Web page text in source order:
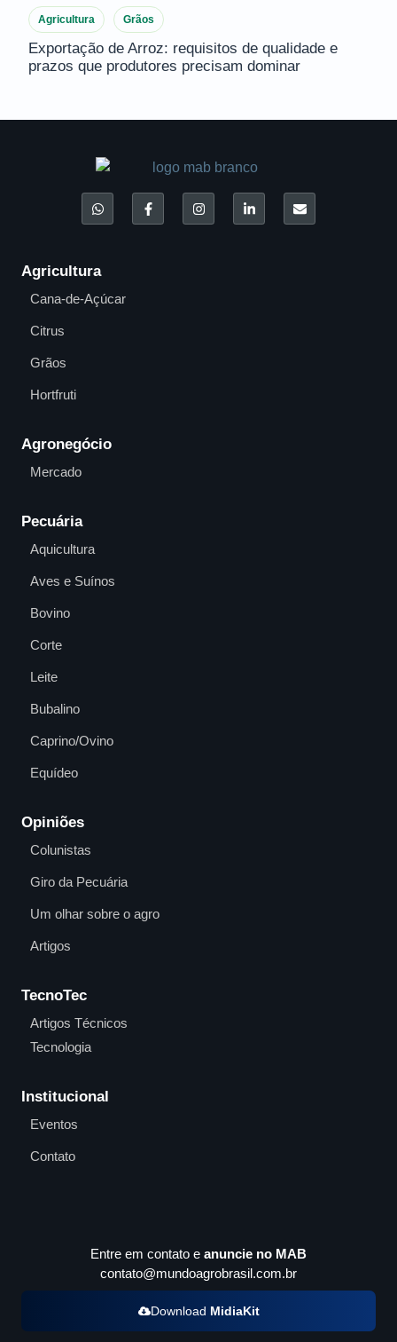
Agricultura Grãos
Exportação de Arroz: requisitos de qualidade e
prazos que produtores precisam dominar
Agricultura
Cana-de-Açúcar
Citrus
Grãos
Hortfruti
Agronegócio
Mercado
Pecuária
Aquicultura
Aves e Suínos
Bovino
Corte
Leite
Bubalino
Caprino/Ovino
Equídeo
Opiniões
Colunistas
Giro da Pecuária
Um olhar sobre o agro
Artigos
TecnoTec
Artigos Técnicos
Tecnologia
Institucional
Eventos
Contato
Entre em contato e anuncie no MAB
contato@mundoagrobrasil.com.br
Download MidiaKit